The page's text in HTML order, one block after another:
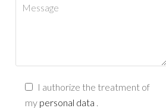
I authorize the treatment of
my personal data .